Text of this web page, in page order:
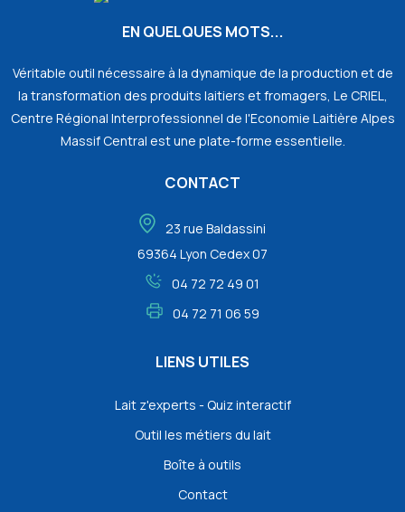
EN QUELQUES MOTS...
Véritable outil nécessaire à la dynamique de la production et de
la transformation des produits laitiers et fromagers, Le CRIEL,
Centre Régional Interprofessionnel de l'Economie Laitière Alpes
Massif Central est une plate-forme essentielle.
CONTACT
23 rue Baldassini
69364 Lyon Cedex 07
04 72 72 49 01
04 72 71 06 59
LIENS UTILES
Lait z'experts - Quiz interactif
Outil les métiers du lait
Boîte à outils
Contact